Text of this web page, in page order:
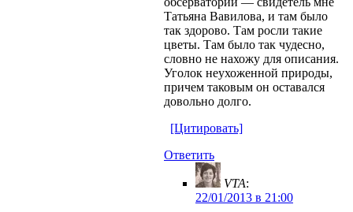
Татьяна Вавилова, и там было
так здорово. Там росли такие
цветы. Там было так чудесно,
словно не нахожу для описания.
Уголок неухоженной природы,
причем таковым он оставался
довольно долго.
[Цитировать]
Ответить
VTA:
22/01/2013 в 21:00